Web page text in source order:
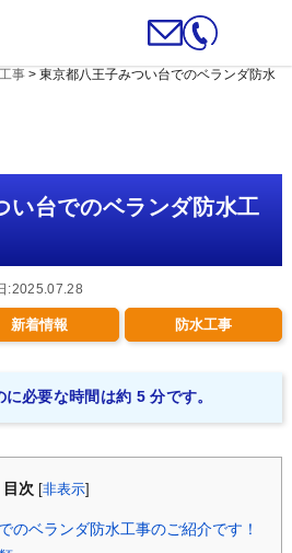
事> 東京都八王子みつい台でのベランダ防水
い台でのベランダ防水工
:2025.07.28
新着情報 防水工事
必要な時間は約 5 分です。
目次 [非表示
のベランダ防水工事のご紹介です！